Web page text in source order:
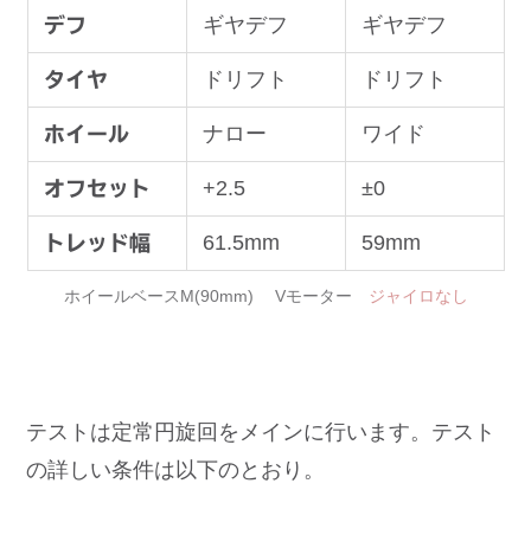
デフ ギヤデフ ギヤデフ
タイヤ ドリフト ドリフト
ホイール ナロー ワイド
オフセット +2.5 ±0
トレッド幅 61.5mm 59mm
ホイールベースM(90mm) Vモーター ジャイロなし
テストは定常円旋回をメインに行います。テスト
の詳しい条件は以下のとおり。